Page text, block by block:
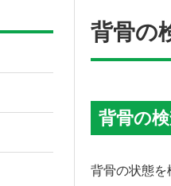
背骨の
背骨の
背骨の状態を